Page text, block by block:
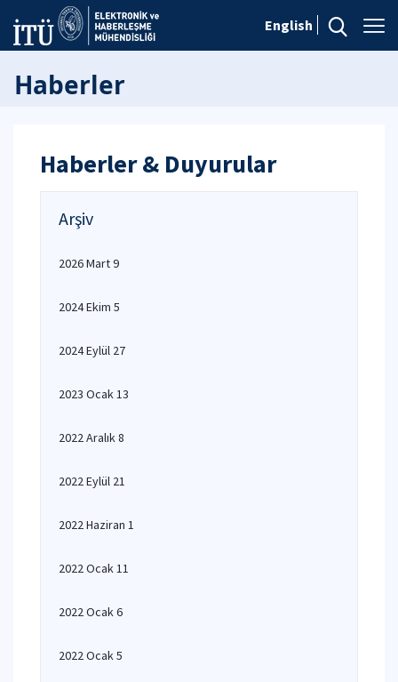
English
Haberler
Haberler & Duyurular
Arşiv
2026 Mart 9
2024 Ekim 5
2024 Eylül 27
2023 Ocak 13
2022 Aralık 8
2022 Eylül 21
2022 Haziran 1
2022 Ocak 11
2022 Ocak 6
2022 Ocak 5